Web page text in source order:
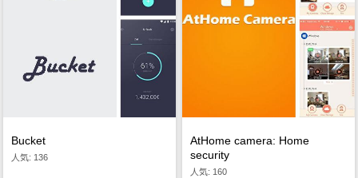
Bucket
人気: 136
AtHome camera: Home
security
人気: 160